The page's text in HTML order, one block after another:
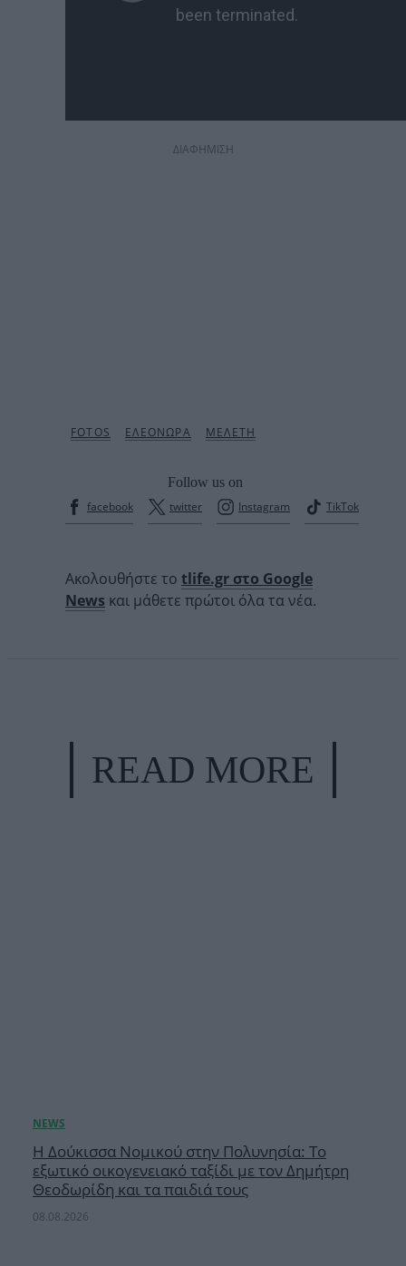
ΔΙΑΦΗΜΙΣΗ
Follow us on
facebook
twitter Instagram TikTok
Ακολουθήστε το tlife.gr στο Google
News και μάθετε πρώτοι όλα τα νέα.
READ MORE
Η Δούκισσα Νομικού στην Πολυνησία: Το
εξωτικό οικογενειακό ταξίδι με τον Δημήτρη
Θεοδωρίδη και τα παιδιά τους
08.08.2026